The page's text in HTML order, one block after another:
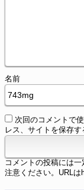
名前
次回のコメントで
レス、サイトを保存す
コメントの投稿には
注意ください。URLは